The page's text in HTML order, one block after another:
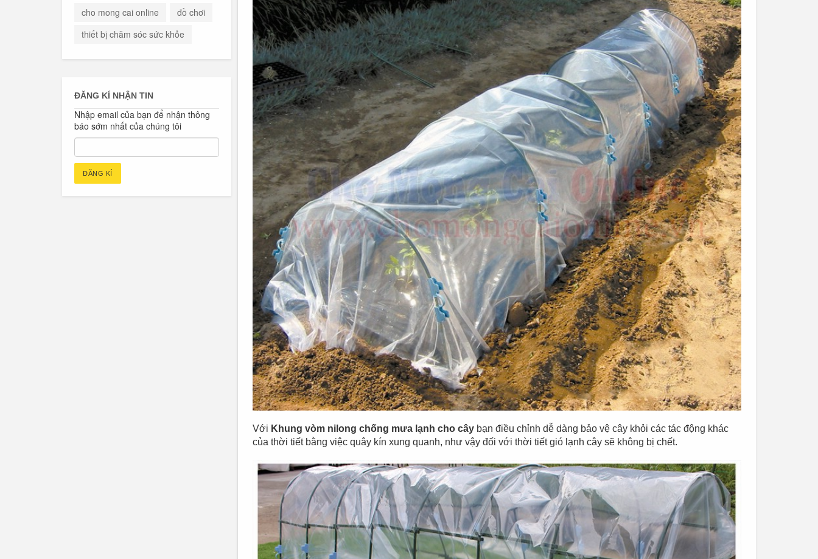
Với Khung vòm nilong chống mưa lạnh cho cây bạn điều chỉnh dễ dàng bảo vệ cây khỏi các tác động khác
của thời tiết bằng việc quây kín xung quanh, như vậy đối với thời tiết gió lạnh cây sẽ không bị chết.
cho mong cai online
đồ chơi
thiết bị chăm sóc sức khỏe
ĐĂNG KÍ NHẬN TIN
Nhập email của bạn để nhận thông
báo sớm nhất của chúng tôi